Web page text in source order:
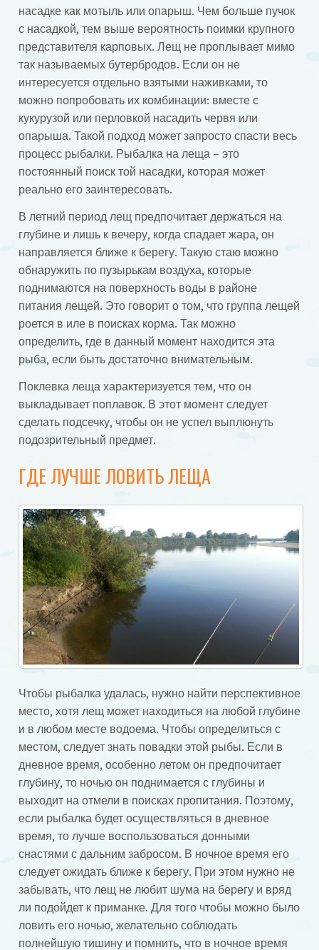
насадке как мотыль или опарыш. Чем больше пучок
с насадкой, тем выше вероятность поимки крупного
представителя карповых. Лещ не проплывает мимо
так называемых бутербродов. Если он не
интересуется отдельно взятыми наживками, то
можно попробовать их комбинации: вместе с
кукурузой или перловкой насадить червя или
опарыша. Такой подход может запросто спасти весь
процесс рыбалки. Рыбалка на леща – это
постоянный поиск той насадки, которая может
реально его заинтересовать.
В летний период лещ предпочитает держаться на
глубине и лишь к вечеру, когда спадает жара, он
направляется ближе к берегу. Такую стаю можно
обнаружить по пузырькам воздуха, которые
поднимаются на поверхность воды в районе
питания лещей. Это говорит о том, что группа лещей
роется в иле в поисках корма. Так можно
определить, где в данный момент находится эта
рыба, если быть достаточно внимательным.
Поклевка леща характеризуется тем, что он
выкладывает поплавок. В этот момент следует
сделать подсечку, чтобы он не успел выплюнуть
подозрительный предмет.
ГДЕ ЛУЧШЕ ЛОВИТЬ ЛЕЩА
Чтобы рыбалка удалась, нужно найти перспективное
место, хотя лещ может находиться на любой глубине
и в любом месте водоема. Чтобы определиться с
местом, следует знать повадки этой рыбы. Если в
дневное время, особенно летом он предпочитает
глубину, то ночью он поднимается с глубины и
выходит на отмели в поисках пропитания. Поэтому,
если рыбалка будет осуществляться в дневное
время, то лучше воспользоваться донными
снастями с дальним забросом. В ночное время его
следует ожидать ближе к берегу. При этом нужно не
забывать, что лещ не любит шума на берегу и вряд
ли подойдет к приманке. Для того чтобы можно было
ловить его ночью, желательно соблюдать
полнейшую тишину и помнить, что в ночное время